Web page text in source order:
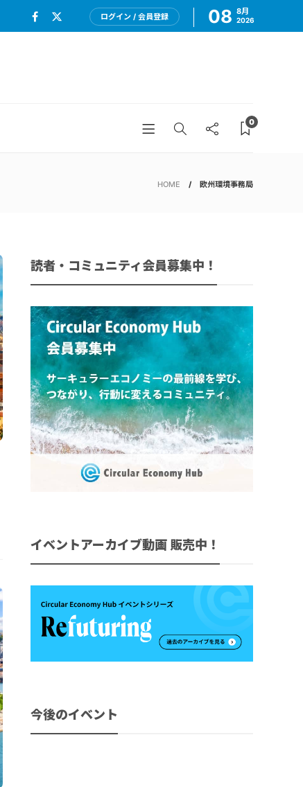
ログイン / 会員登録 08 8月
2026
0
HOME 欧州環境事務局
読者・コミュニティ会員募集中！
イベントアーカイブ動画 販売中！
今後のイベント